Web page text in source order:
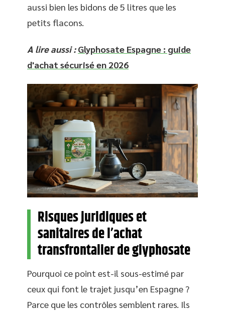
aussi bien les bidons de 5 litres que les
petits flacons.
A lire aussi : Glyphosate Espagne : guide
d'achat sécurisé en 2026
Risques juridiques et
sanitaires de l’achat
transfrontalier de glyphosate
Pourquoi ce point est-il sous-estimé par
ceux qui font le trajet jusqu’en Espagne ?
Parce que les contrôles semblent rares. Ils